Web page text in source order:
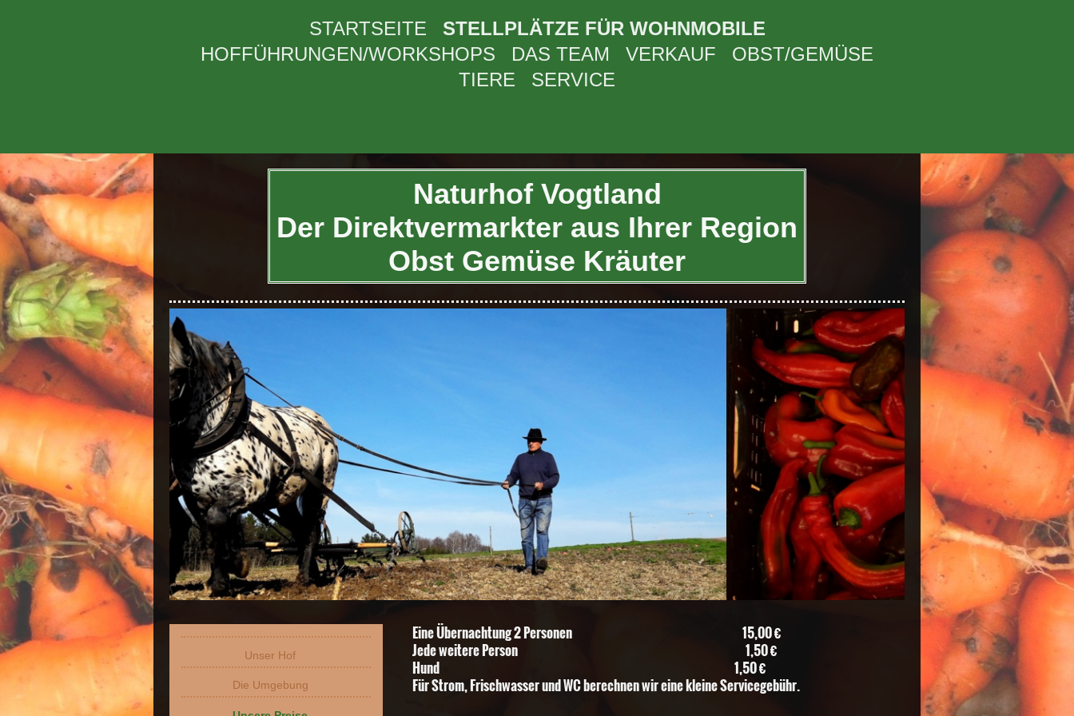
STARTSEITE
STELLPLÄTZE FÜR WOHNMOBILE
HOFFÜHRUNGEN/WORKSHOPS
DAS TEAM VERKAUF
OBST/GEMÜSE
TIERE
SERVICE
Naturhof Vogtland
Der Direktvermarkter aus Ihrer Region
Obst Gemüse Kräuter
Eine Übernachtung 2 Personen 15,00 €
Jede weitere Person 1,50 €
Hund 1,50 €
Für Strom, Frischwasser und WC berechnen wir eine kleine Servicegebühr.
Unser Hof
Die Umgebung